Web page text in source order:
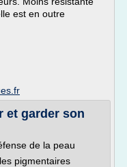
est en outre
et garder son
de la peau
pigmentaires